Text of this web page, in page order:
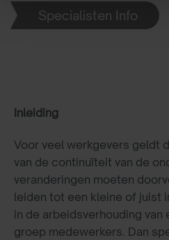
Specialisten Info
Inleiding
Voor veel werkgevers geldt
van de continuïteit van de
veranderingen moeten
leiden tot een kleine of juist
in de arbeidsverhouding
groep medewerkers. Dan